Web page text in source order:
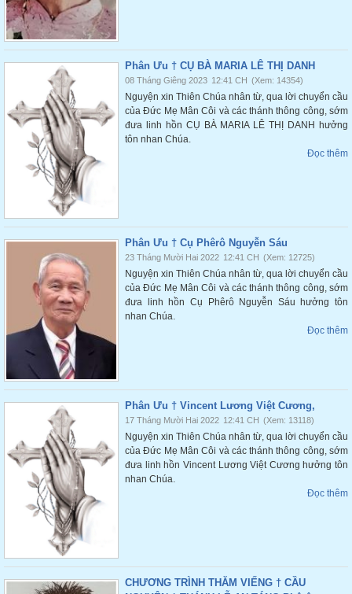
Phân Ưu † CỤ BÀ MARIA LÊ THỊ DANH
08 Tháng Giêng 2023 12:41 CH (Xem: 14354)
Nguyện xin Thiên Chúa nhân từ, qua lời chuyển cầu
của Đức Mẹ Mân Côi và các thánh thông công, sớm
đưa linh hồn CỤ BÀ MARIA LÊ THỊ DANH hưởng
tôn nhan Chúa.
Đọc thêm
Phân Ưu † Cụ Phêrô Nguyễn Sáu
23 Tháng Mười Hai 2022 12:41 CH (Xem: 12725)
Nguyện xin Thiên Chúa nhân từ, qua lời chuyển cầu
của Đức Mẹ Mân Côi và các thánh thông công, sớm
đưa linh hồn Cụ Phêrô Nguyễn Sáu hưởng tôn
nhan Chúa.
Đọc thêm
Phân Ưu † Vincent Lương Việt Cương,
17 Tháng Mười Hai 2022 12:41 CH (Xem: 13118)
Nguyện xin Thiên Chúa nhân từ, qua lời chuyển cầu
của Đức Mẹ Mân Côi và các thánh thông công, sớm
đưa linh hồn Vincent Lương Việt Cương hưởng tôn
nhan Chúa.
Đọc thêm
CHƯƠNG TRÌNH THĂM VIẾNG † CẦU